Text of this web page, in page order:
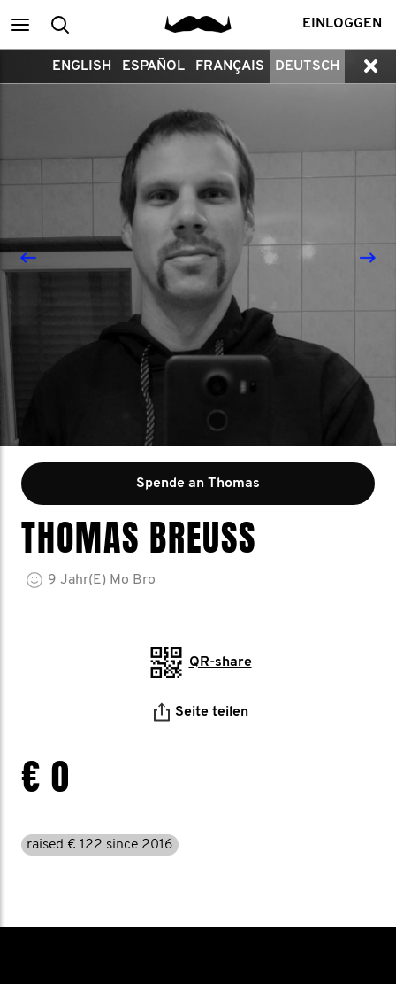
Main
menu
Search EINLOGGEN
ENGLISH ESPAÑOL FRANÇAIS DEUTSCH
Spende an Thomas
THOMAS BREUSS
9 Jahr(e) Mo Bro
QR-share
Seite teilen
€ 0
raised € 122 since 2016